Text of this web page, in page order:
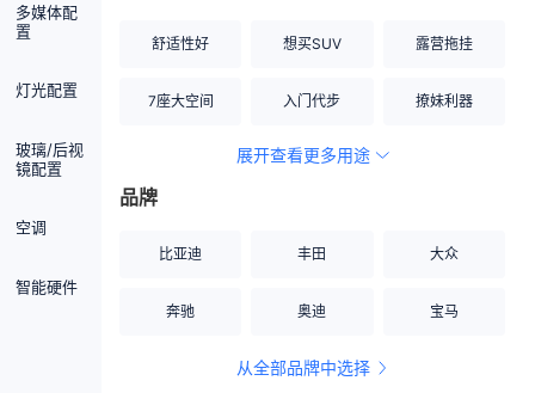
多媒体配
置
灯光配置
玻璃/后视
镜配置
空调
智能硬件
舒适性好 想买SUV 露营拖挂
7座大空间 入门代步 撩妹利器
空间宽敞
展开查看更多用途
品牌
比亚迪 丰田 大众
奔驰 奥迪 宝马
从全部品牌中选择